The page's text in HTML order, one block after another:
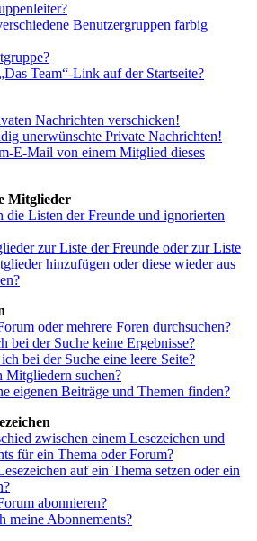
Benutzergruppen farbig
Team“-Link auf der Startseite?
Nachrichten verschicken!
unerwünschte Private Nachrichten!
E-Mail von einem Mitglied dieses
Mitglieder
die Listen der Freunde und ignorierten
zur Liste der Freunde oder zur Liste
hinzufügen oder diese wieder aus
oder mehrere Foren durchsuchen?
bei der Suche keine Ergebnisse?
bei der Suche eine leere Seite?
Mitgliedern suchen?
eigenen Beiträge und Themen finden?
zwischen einem Lesezeichen und
für ein Thema oder Forum?
auf ein Thema setzen oder ein
abonnieren?
meine Abonnements?